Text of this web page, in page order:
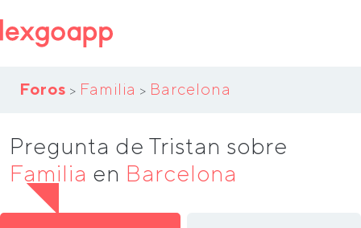
Foros > Familia > Barcelona
Pregunta de Tristan sobre
Familia en Barcelona